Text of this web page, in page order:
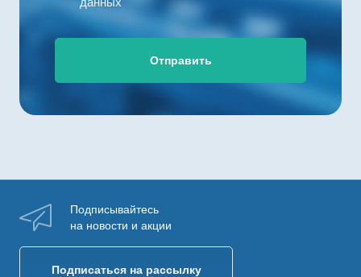
Отправить
Подписывайтесь
на новости и акции
Подписаться на рассылку